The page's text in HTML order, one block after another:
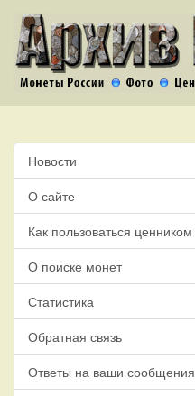
Новости
О сайте
Как пользоваться ценником
О поиске монет
Статистика
Обратная связь
Ответы на ваши сообщения